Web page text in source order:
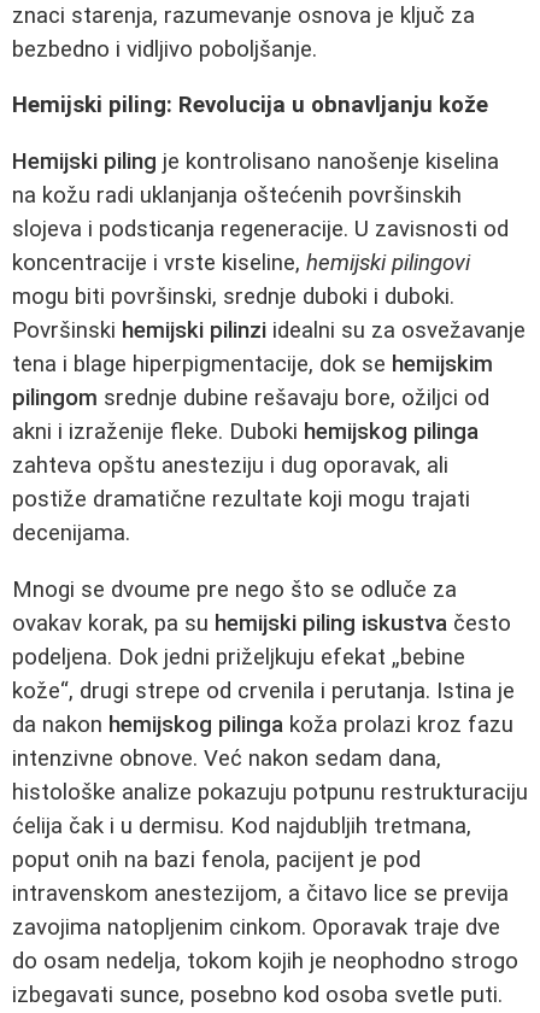
znaci starenja, razumevanje osnova je ključ za
bezbedno i vidljivo poboljšanje.
Hemijski piling: Revolucija u obnavljanju kože
Hemijski piling je kontrolisano nanošenje kiselina
na kožu radi uklanjanja oštećenih površinskih
slojeva i podsticanja regeneracije. U zavisnosti od
koncentracije i vrste kiseline, hemijski pilingovi
mogu biti površinski, srednje duboki i duboki.
Površinski hemijski pilinzi idealni su za osvežavanje
tena i blage hiperpigmentacije, dok se hemijskim
pilingom srednje dubine rešavaju bore, ožiljci od
akni i izraženije fleke. Duboki hemijskog pilinga
zahteva opštu anesteziju i dug oporavak, ali
postiže dramatične rezultate koji mogu trajati
decenijama.
Mnogi se dvoume pre nego što se odluče za
ovakav korak, pa su hemijski piling iskustva često
podeljena. Dok jedni priželjkuju efekat „bebine
kože“, drugi strepe od crvenila i perutanja. Istina je
da nakon hemijskog pilinga koža prolazi kroz fazu
intenzivne obnove. Već nakon sedam dana,
histološke analize pokazuju potpunu restrukturaciju
ćelija čak i u dermisu. Kod najdubljih tretmana,
poput onih na bazi fenola, pacijent je pod
intravenskom anestezijom, a čitavo lice se previja
zavojima natopljenim cinkom. Oporavak traje dve
do osam nedelja, tokom kojih je neophodno strogo
izbegavati sunce, posebno kod osoba svetle puti.